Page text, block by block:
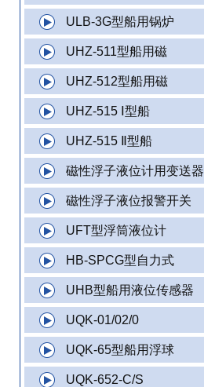
ULB-3G型船用锅炉
UHZ-511型船用磁
UHZ-512型船用磁
UHZ-515 Ⅰ型船
UHZ-515 Ⅱ型船
磁性浮子液位计用变送器
磁性浮子液位报警开关
UFT型浮筒液位计
HB-SPCG型自力式
UHB型船用液位传感器
UQK-01/02/0
UQK-65型船用浮球
UQK-652-C/S